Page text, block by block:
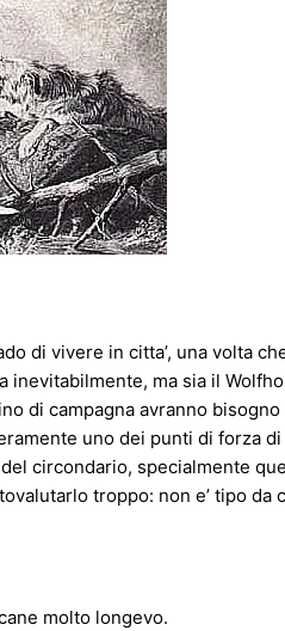
di vivere in citta’, una volta
ma sia il
di campagna avranno
uno dei punti di forza
circondario, specialmente
troppo: non e’ tipo da
molto longevo.